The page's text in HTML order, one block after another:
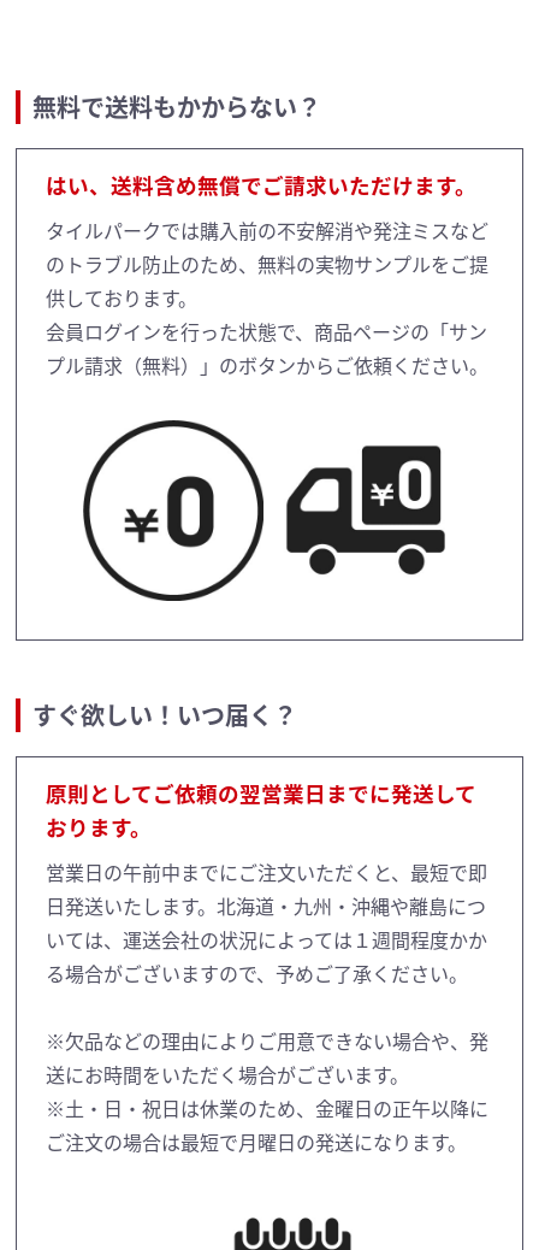
無料で送料もかからない？
はい、送料含め無償でご請求いただけます。
タイルパークでは購入前の不安解消や発注ミスなど
のトラブル防止のため、無料の実物サンプルをご提
供しております。
会員ログインを行った状態で、商品ページの「サン
プル請求（無料）」のボタンからご依頼ください。
すぐ欲しい！いつ届く？
原則としてご依頼の翌営業日までに発送して
おります。
営業日の午前中までにご注文いただくと、最短で即
日発送いたします。北海道・九州・沖縄や離島につ
いては、運送会社の状況によっては１週間程度かか
る場合がございますので、予めご了承ください。
※欠品などの理由によりご用意できない場合や、発
送にお時間をいただく場合がございます。
※土・日・祝日は休業のため、金曜日の正午以降に
ご注文の場合は最短で月曜日の発送になります。